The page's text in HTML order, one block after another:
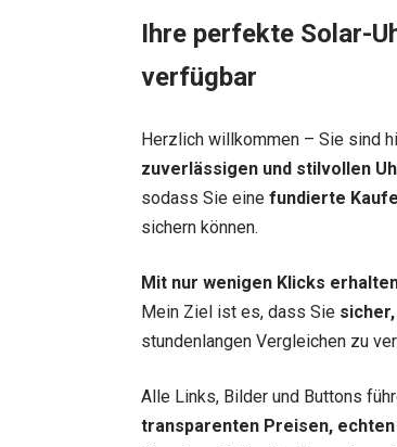
Ihre perfekte Solar-
verfügbar
Herzlich willkommen – Sie sind
zuverlässigen und stilvollen
sodass Sie eine fundierte
sichern können.
Mit nur wenigen Klicks
Mein Ziel ist es, dass Sie
stundenlangen Vergleichen zu
Alle Links, Bilder und Buttons
transparenten Preisen,